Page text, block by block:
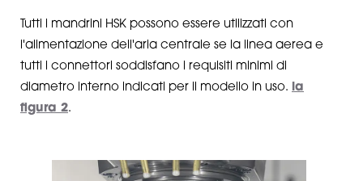
Tutti i mandrini HSK possono essere utilizzati con
l'alimentazione dell'aria centrale se la linea aerea e
tutti i connettori soddisfano i requisiti minimi di
diametro interno indicati per il modello in uso. la
figura 2.